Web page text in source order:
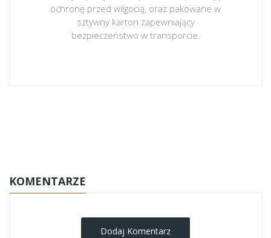
ochronę przed wilgocią, oraz pakowane w
sztywny karton zapewniający
bezpieczeństwo w transporcie.
KOMENTARZE
Dodaj Komentarz